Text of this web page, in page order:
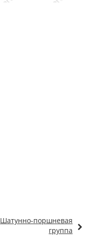
Шатунно-поршневая
группа